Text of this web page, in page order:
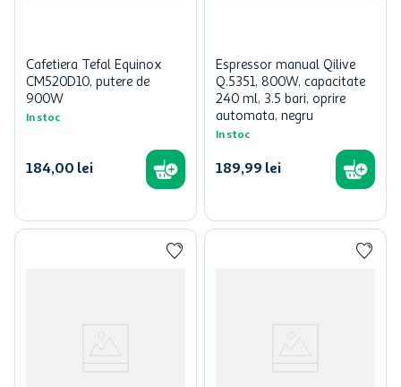
Cafetiera Tefal Equinox
CM520D10, putere de
900W
In stoc
184,00 lei
Espressor manual Qilive
Q.5351, 800W, capacitate
240 ml, 3.5 bari, oprire
automata, negru
In stoc
189,99 lei